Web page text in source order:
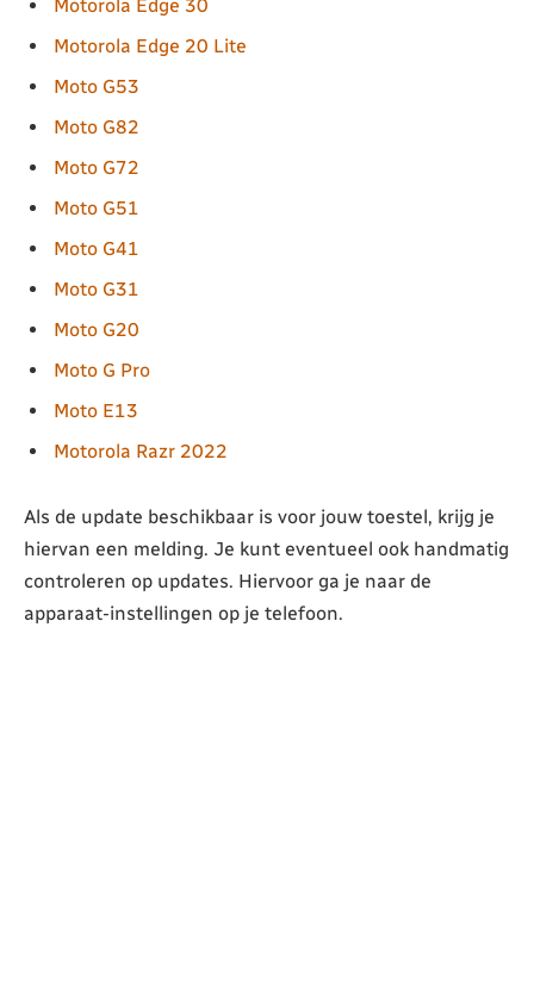
Motorola Edge 30
Motorola Edge 20 Lite
Moto G53
Moto G82
Moto G72
Moto G51
Moto G41
Moto G31
Moto G20
Moto G Pro
Moto E13
Motorola Razr 2022
Als de update beschikbaar is voor jouw toestel, krijg je
hiervan een melding. Je kunt eventueel ook handmatig
controleren op updates. Hiervoor ga je naar de
apparaat-instellingen op je telefoon.